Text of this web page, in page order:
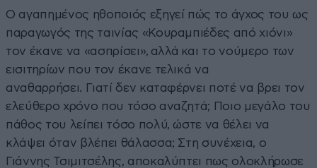
Ο αγαπημένος ηθοποιός εξηγεί πώς το άγχος του ως
παραγωγός της ταινίας «Κουραμπιέδες από χιόνι»
τον έκανε να «ασπρίσει», αλλά και το νούμερο των
εισιτηρίων που τον έκανε τελικά να
αναθαρρήσει. Γιατί δεν καταφέρνει ποτέ να βρει τον
ελεύθερο χρόνο που τόσο αναζητά; Ποιο μεγάλο του
πάθος του λείπει τόσο πολύ, ώστε να θέλει να
κλάψει όταν βλέπει θάλασσα; Στη συνέχεια, ο
Γιάννης Τσιμιτσέλης, αποκαλύπτει πως ολοκλήρωσε